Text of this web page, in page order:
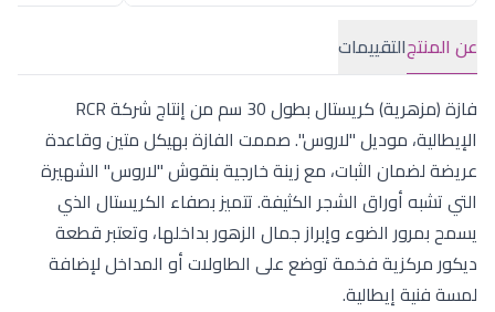
عن المنتجالتقييمات
فازة (مزهرية) كريستال بطول 30 سم من إنتاج شركة RCR
الإيطالية، موديل "لاروس". صممت الفازة بهيكل متين وقاعدة
عريضة لضمان الثبات، مع زينة خارجية بنقوش "لاروس" الشهيرة
التي تشبه أوراق الشجر الكثيفة. تتميز بصفاء الكريستال الذي
يسمح بمرور الضوء وإبراز جمال الزهور بداخلها، وتعتبر قطعة
ديكور مركزية فخمة توضع على الطاولات أو المداخل لإضافة
لمسة فنية إيطالية.